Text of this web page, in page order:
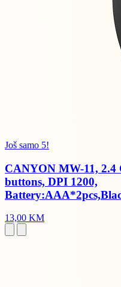
Još samo 5!
CANYON MW-11, 2.4
buttons, DPI 1200,
13,00 KM